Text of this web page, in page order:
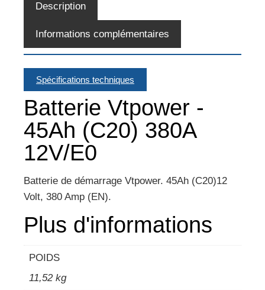
Description
Informations complémentaires
Spécifications techniques
Batterie Vtpower -
45Ah (C20) 380A
12V/E0
Batterie de démarrage Vtpower. 45Ah (C20)12
Volt, 380 Amp (EN).
Plus d'informations
POIDS
11,52 kg